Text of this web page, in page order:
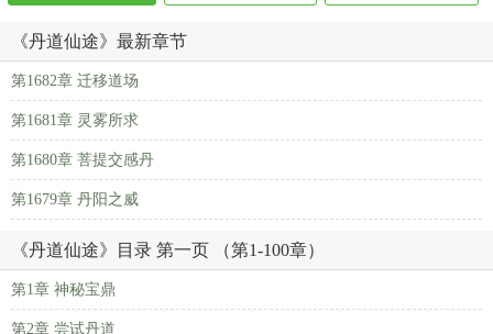
《丹道仙途》最新章节
第1682章 迁移道场
第1681章 灵雾所求
第1680章 菩提交感丹
第1679章 丹阳之威
《丹道仙途》目录 第一页 （第1-100章）
第1章 神秘宝鼎
第2章 尝试丹道